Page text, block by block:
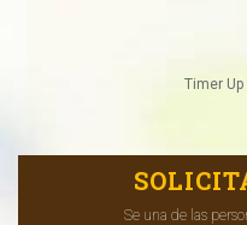
Timer Up
Se una de las